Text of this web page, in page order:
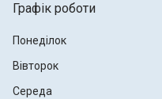
Графік роботи
Понеділок
Вівторок
Середа